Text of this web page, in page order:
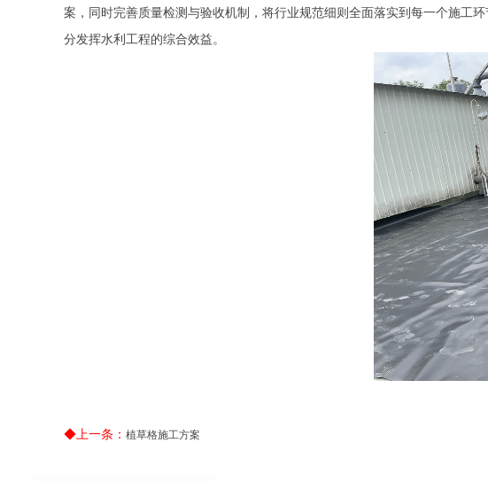
案，同时完善质量检测与验收机制，将行业规范细则全面落实到每一个施工
分发挥水利工程的综合效益。
◆上一条： 植草格施工方案